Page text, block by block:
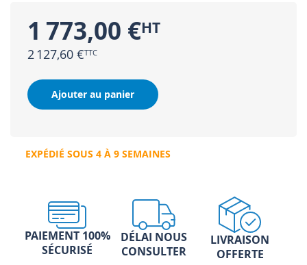
1 773,00 €
2 127,60 €
Ajouter au panier
EXPÉDIÉ SOUS 4 À 9 SEMAINES
PAIEMENT 100%
SÉCURISÉ
DÉLAI NOUS
CONSULTER
LIVRAISON
OFFERTE